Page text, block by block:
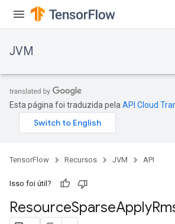
JVM
Esta página foi traduzida pela API Cloud
TensorFlow Recursos JVM API
Isso foi útil?
ResourceSparseApply